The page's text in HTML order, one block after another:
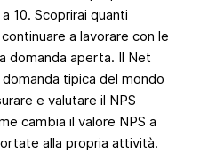
10. Scoprirai quanti
a lavorare con le
domanda aperta. Il Net
tipica del mondo
e valutare il NPS
cambia il valore NPS a
alla propria attività.